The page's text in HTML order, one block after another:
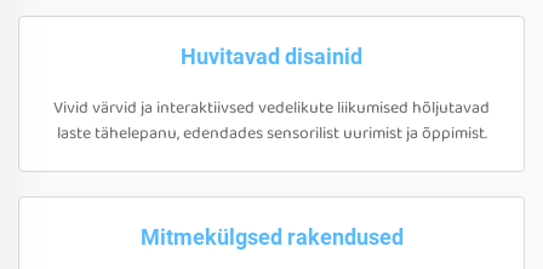
Huvitavad disainid
Vivid värvid ja interaktiivsed vedelikute liikumised hõljutavad
laste tähelepanu, edendades sensorilist uurimist ja õppimist.
Mitmekülgsed rakendused